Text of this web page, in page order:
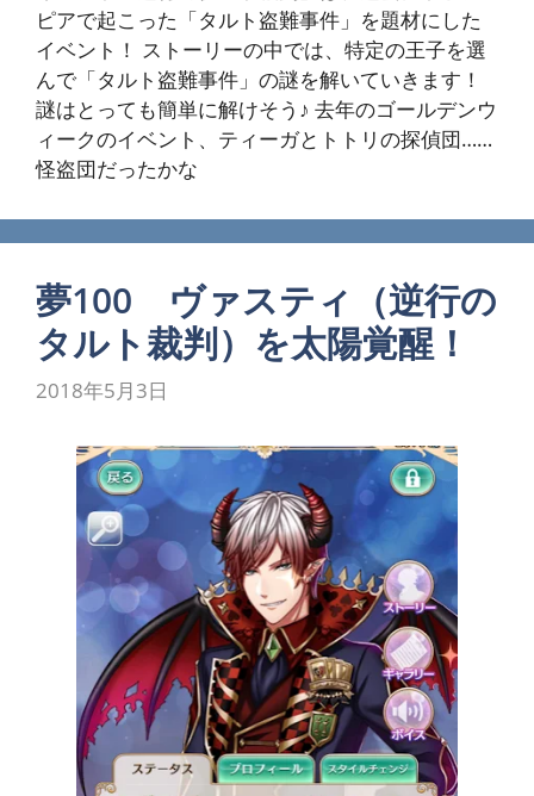
ピアで起こった「タルト盗難事件」を題材にした
イベント！ ストーリーの中では、特定の王子を選
んで「タルト盗難事件」の謎を解いていきます！
謎はとっても簡単に解けそう♪ 去年のゴールデンウ
ィークのイベント、ティーガとトトリの探偵団……
怪盗団だったかな
夢100 ヴァスティ（逆行の
タルト裁判）を太陽覚醒！
2018年5月3日